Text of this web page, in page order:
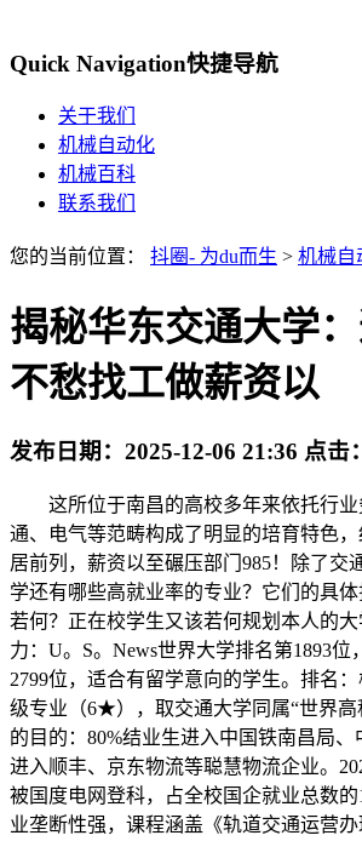
Quick Navigation快捷导航
关于我们
机械自动化
机械百科
联系我们
您的当前位置： 抖圈- 为du而生 > 机械自
揭秘华东交通大学
不愁找工做薪资以
发布日期： 2025-12-06 21:36 点击：
这所位于南昌的高校多年来依托行业
通、电气等范畴构成了明显的培育特色
居前列，薪资以至碾压部门985！除了交
学还有哪些高就业率的专业？它们的具
若何？正在校学生又该若何规划本人的
力：U。S。News世界大学排名第1893位
2799位，适合有留学意向的学生。排名
级专业（6★），取交通大学同属“世界高
的目的：80%结业生进入中国铁南昌局、
进入顺丰、京东物流等聪慧物流企业。
被国度电网登科，占全校国企就业总数
业垄断性强，课程涵盖《轨道交通运营